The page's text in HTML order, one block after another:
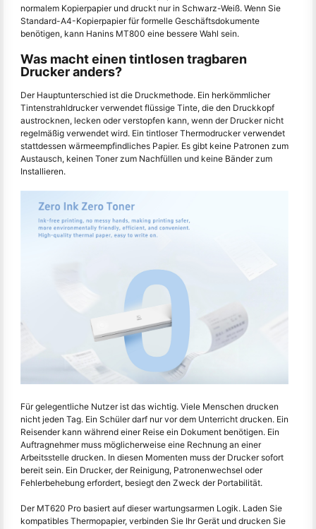
normalem Kopierpapier und druckt nur in Schwarz-Weiß. Wenn Sie
Standard-A4-Kopierpapier für formelle Geschäftsdokumente
benötigen, kann Hanins MT800 eine bessere Wahl sein.
Was macht einen tintlosen tragbaren
Drucker anders?
Der Hauptunterschied ist die Druckmethode. Ein herkömmlicher
Tintenstrahldrucker verwendet flüssige Tinte, die den Druckkopf
austrocknen, lecken oder verstopfen kann, wenn der Drucker nicht
regelmäßig verwendet wird. Ein tintloser Thermodrucker verwendet
stattdessen wärmeempfindliches Papier. Es gibt keine Patronen zum
Austausch, keinen Toner zum Nachfüllen und keine Bänder zum
Installieren.
Für gelegentliche Nutzer ist das wichtig. Viele Menschen drucken
nicht jeden Tag. Ein Schüler darf nur vor dem Unterricht drucken. Ein
Reisender kann während einer Reise ein Dokument benötigen. Ein
Auftragnehmer muss möglicherweise eine Rechnung an einer
Arbeitsstelle drucken. In diesen Momenten muss der Drucker sofort
bereit sein. Ein Drucker, der Reinigung, Patronenwechsel oder
Fehlerbehebung erfordert, besiegt den Zweck der Portabilität.
Der MT620 Pro basiert auf dieser wartungsarmen Logik. Laden Sie
kompatibles Thermopapier, verbinden Sie Ihr Gerät und drucken Sie